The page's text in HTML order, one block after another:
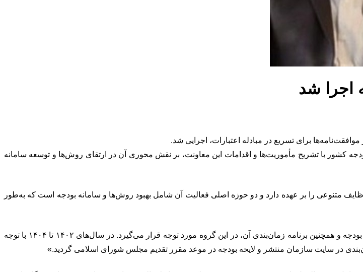
اجرا شد
برای تسریع در مبادله اعتبارات، اجرایی شد.
و بودجه کشور با تشریح مأموریت‌ها و اقدامات این معاونت، بر نقش محوری آن در ارتقای روش‌ها و توسعه سامانه
متنوعی را بر عهده دارد و دو حوزه اصلی فعالیت آن شامل بهبود روش‌ها و سامانه بودجه است که به‌طور
محبوب در توضیح اقدامات حوزه بهبود روش‌ها اظهار داشت: «هر سال فرآیند تهیه و تدوین لایحه بودجه و همچنین برنامه زمان‌بندی آن، در این گروه مورد توجه قرار می‌گیرد. در سال‌های ۱۴۰۲ تا ۱۴۰۴ با توجه
در سایت سازمان منتشر و لایحه بودجه در موعد مقرر تقدیم مجلس شورای اسلامی گردید.»